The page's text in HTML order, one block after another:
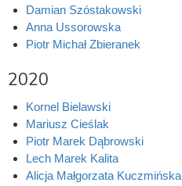
Damian Szóstakowski
Anna Ussorowska
Piotr Michał Zbieranek
2020
Kornel Bielawski
Mariusz Cieślak
Piotr Marek Dąbrowski
Lech Marek Kalita
Alicja Małgorzata Kuczmińska